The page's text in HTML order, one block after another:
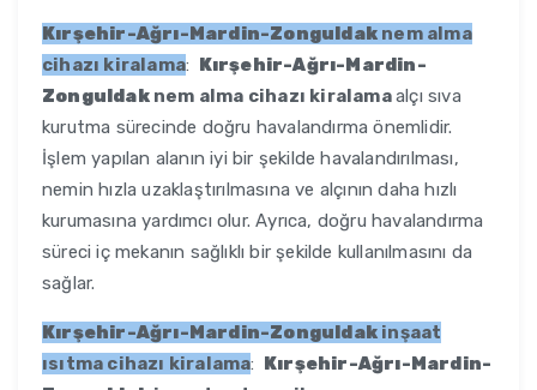
Kırşehir-Ağrı-Mardin-Zonguldak nem alma
cihazı kiralama: Kırşehir-Ağrı-Mardin-
Zonguldaknem alma cihazı kiralamaalçı sıva
kurutma sürecinde doğru havalandırma önemlidir.
İşlem yapılan alanın iyi bir şekilde havalandırılması,
nemin hızla uzaklaştırılmasına ve alçının daha hızlı
kurumasına yardımcı olur. Ayrıca, doğru havalandırma
süreci iç mekanın sağlıklı bir şekilde kullanılmasını da
sağlar.
Kırşehir-Ağrı-Mardin-Zonguldak inşaat
ısıtma cihazı kiralama: Kırşehir-Ağrı-Mardin-